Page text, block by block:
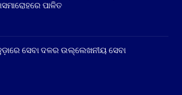
ପାଳିତ
ସେବା ଦଳର ଉଲ୍ଲେଖନୀୟ ସେବା